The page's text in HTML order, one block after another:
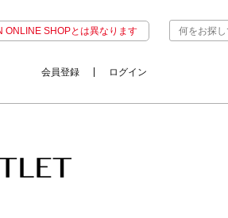
ONLINE SHOPとは異なります
会員登録 ログイン